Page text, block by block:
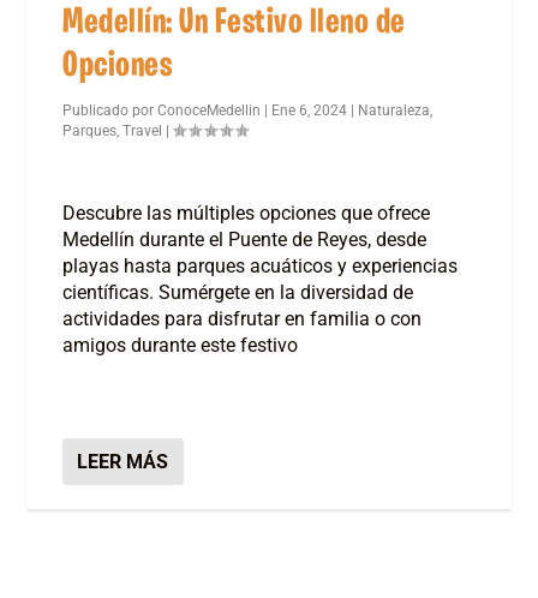
Medellín: Un Festivo lleno de
Opciones
Publicado porConoceMedellin | Ene 6, 2024 | Naturaleza
Parques ,Travel |
Descubre las múltiples opciones que ofrece
Medellín durante el Puente de Reyes, desde
playas hasta parques acuáticos y experiencias
científicas. Sumérgete en la diversidad de
actividades para disfrutar en familia o con
amigos durante este festivo
LEER MÁS